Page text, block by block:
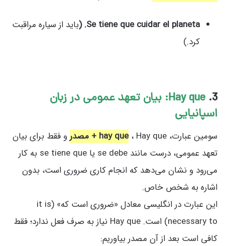
Se tiene que cuidar el planeta. (
باید از سیاره مراقبت
کرد.)
3.
Hay que: بیان تعهد عمومی در زبان
اسپانیایی
سومین عبارت، hay que، Hay que + مصدرو فقط برای بیان
تعهد عمومی، درست مانند se debe یا se tiene que به کار
می‌رود و نشان می‌دهد که انجام کاری ضروری است، بدون
اشاره به شخص خاص.
این عبارت در انگلیسی معادل «ضروری است که» (it is
necessary to) است. Hay que نیاز به صرف فعل ندارد؛ فقط
کافی است بعد از آن مصدر بیاوریم: